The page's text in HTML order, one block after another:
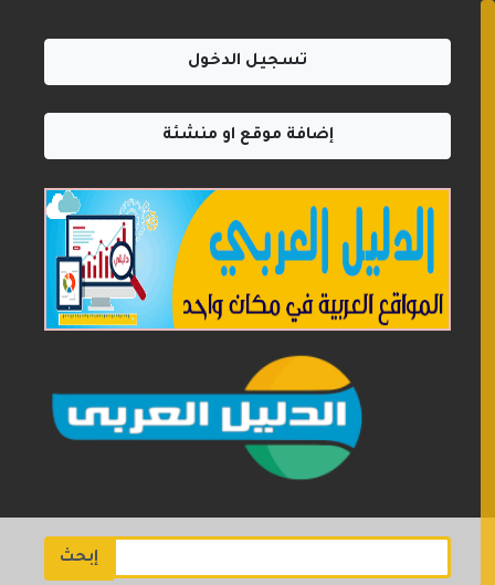
تسجيل الدخول
إضافة موقع او منشئة
إبحث